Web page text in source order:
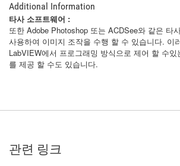
Additional Information
타사 소프트웨어 :
또한 Adobe Photoshop 또는 ACDSee와 같은 타
사용하여 이미지 조작을 수행 할 수 있습니다. 이
LabVIEW에서 프로그래밍 방식으로 제어 할 수
를 제공 할 수도 있습니다.
관련 링크